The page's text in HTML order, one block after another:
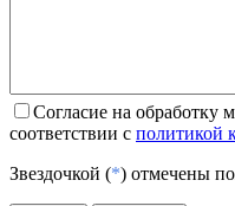
Согласие на обработку
соответствии с политикой
Звездочкой (*) отмечены